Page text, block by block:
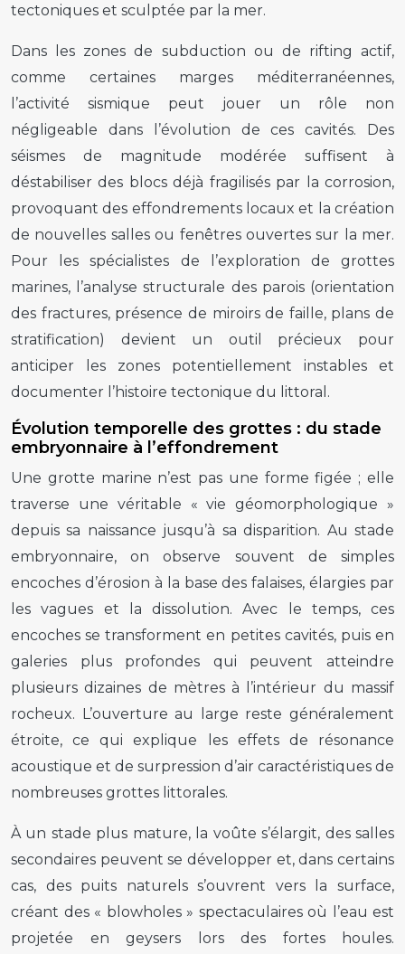
tectoniques et sculptée par la mer.
Dans les zones de subduction ou de rifting actif,
comme certaines marges méditerranéennes,
l’activité sismique peut jouer un rôle non
négligeable dans l’évolution de ces cavités. Des
séismes de magnitude modérée suffisent à
déstabiliser des blocs déjà fragilisés par la corrosion,
provoquant des effondrements locaux et la création
de nouvelles salles ou fenêtres ouvertes sur la mer.
Pour les spécialistes de l’exploration de grottes
marines, l’analyse structurale des parois (orientation
des fractures, présence de miroirs de faille, plans de
stratification) devient un outil précieux pour
anticiper les zones potentiellement instables et
documenter l’histoire tectonique du littoral.
Évolution temporelle des grottes : du stade
embryonnaire à l’effondrement
Une grotte marine n’est pas une forme figée ; elle
traverse une véritable « vie géomorphologique »
depuis sa naissance jusqu’à sa disparition. Au stade
embryonnaire, on observe souvent de simples
encoches d’érosion à la base des falaises, élargies par
les vagues et la dissolution. Avec le temps, ces
encoches se transforment en petites cavités, puis en
galeries plus profondes qui peuvent atteindre
plusieurs dizaines de mètres à l’intérieur du massif
rocheux. L’ouverture au large reste généralement
étroite, ce qui explique les effets de résonance
acoustique et de surpression d’air caractéristiques de
nombreuses grottes littorales.
À un stade plus mature, la voûte s’élargit, des salles
secondaires peuvent se développer et, dans certains
cas, des puits naturels s’ouvrent vers la surface,
créant des « blowholes » spectaculaires où l’eau est
projetée en geysers lors des fortes houles.